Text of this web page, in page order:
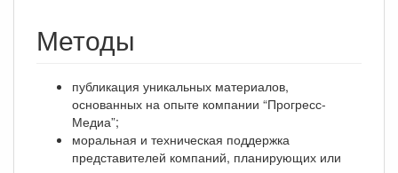
Методы
публикация уникальных материалов,
основанных на опыте компании “Прогресс-
Медиа”;
моральная и техническая поддержка
представителей компаний, планирующих или